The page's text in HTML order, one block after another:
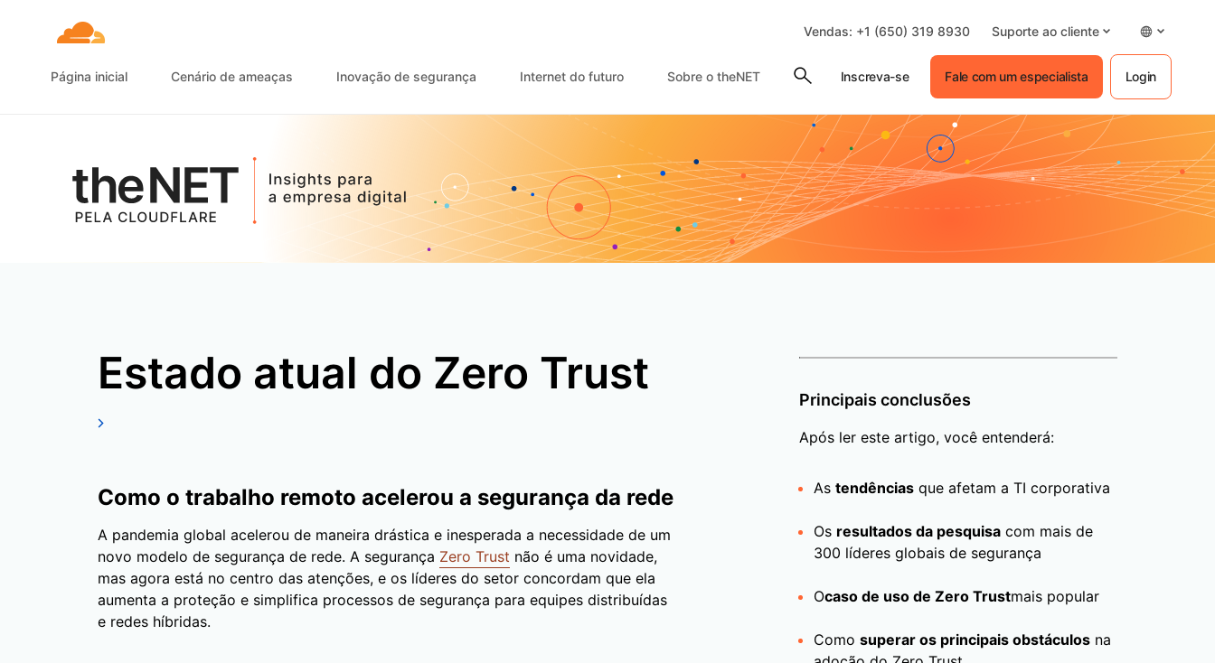
Vendas: +1 (650) 319 8930 Suporte ao cliente
Página inicial Cenário de ameaças Inovação de segurança Internet do futuro Sobre o theNET Inscreva-se Fale com um especialista Login
Estado atual do Zero Trust
Como o trabalho remoto acelerou a segurança da rede
A pandemia global acelerou de maneira drástica e inesperada a necessidade de um
novo modelo de segurança de rede. A segurança Zero Trust não é uma novidade,
mas agora está no centro das atenções, e os líderes do setor concordam que ela
aumenta a proteção e simplifica processos de segurança para equipes distribuídas
e redes híbridas.
Principais conclusões
Após ler este artigo, você entenderá:
As tendênciasque afetam a TI corporativa
Os resultados da pesquisacom mais de
300 líderes globais de segurança
Ocaso de uso de Zero Trustmais popular
Como superar os principais obstáculosna